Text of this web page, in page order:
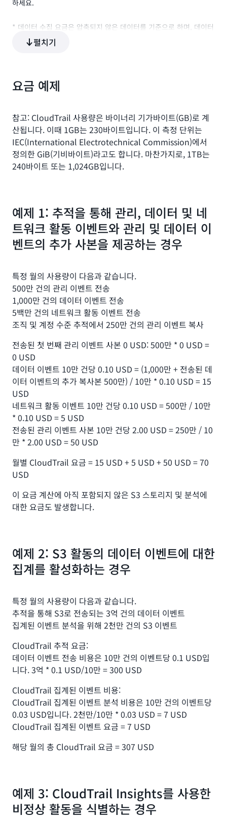
retention pricing
0.005 USD/GB(스캔 데이터)
하세요.
* 데이터 수집 요금은 압축되지 않은 데이터를 기준으로 하며, 데이터
보존과 CloudTrail Lake에서 수행되는 데이터 쿼리는 최적화되고 압
축된 데이터를 기준으로 합니다. 이 항목들이 비용에 미치는 영향을
** 여기에는 CloudTrail Insights 이벤트, AWS Config의 구성 항
목, AWS Audit Manager의 증거, S3에서 가져온 압축되지 않은 과
펼치기
요금 예제
참고: CloudTrail 사용량은 바이너리 기가바이트(GB)로 계
산됩니다. 이때 1GB는 230바이트입니다. 이 측정 단위는
IEC(International Electrotechnical Commission)에서
정의한 GiB(기비바이트)라고도 합니다. 마찬가지로, 1TB는
240바이트 또는 1,024GB입니다.
예제 1: 추적을 통해 관리, 데이터 및 네
트워크 활동 이벤트와 관리 및 데이터 이
벤트의 추가 사본을 제공하는 경우
특정 월의 사용량이 다음과 같습니다.
500만 건의 관리 이벤트 전송
1,000만 건의 데이터 이벤트 전송
5백만 건의 네트워크 활동 이벤트 전송
조직 및 계정 수준 추적에서 250만 건의 관리 이벤트 복사
전송된 첫 번째 관리 이벤트 사본 0 USD: 500만 * 0 USD =
0 USD
데이터 이벤트 10만 건당 0.10 USD = (1,000만 + 전송된 데
이터 이벤트의 추가 복사본 500만) / 10만 * 0.10 USD = 15
USD
네트워크 활동 이벤트 10만 건당 0.10 USD = 500만 / 10만
* 0.10 USD = 5 USD
전송된 관리 이벤트 사본 10만 건당 2.00 USD = 250만 / 10
만 * 2.00 USD = 50 USD
월별 CloudTrail 요금 = 15 USD + 5 USD + 50 USD = 70
USD
이 요금 계산에 아직 포함되지 않은 S3 스토리지 및 분석에
대한 요금도 발생합니다.
예제 2: S3 활동의 데이터 이벤트에 대한
집계를 활성화하는 경우
특정 월의 사용량이 다음과 같습니다.
추적을 통해 S3로 전송되는 3억 건의 데이터 이벤트
집계된 이벤트 분석을 위해 2천만 건의 S3 이벤트
CloudTrail 추적 요금:
데이터 이벤트 전송 비용은 10만 건의 이벤트당 0.1 USD입
니다. 3억 * 0.1 USD/10만 = 300 USD
CloudTrail 집계된 이벤트 비용:
CloudTrail 집계된 이벤트 분석 비용은 10만 건의 이벤트당
0.03 USD입니다. 2천만/10만 * 0.03 USD = 7 USD
CloudTrail 집계된 이벤트 요금 = 7 USD
해당 월의 총 CloudTrail 요금 = 307 USD
예제 3: CloudTrail Insights를 사용한
비정상 활동을 식별하는 경우